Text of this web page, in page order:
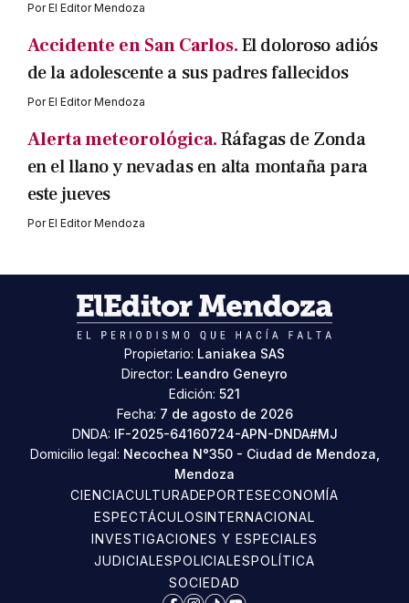
PorEl Editor Mendoza
Accidente en San Carlos.El doloroso adiós
de la adolescente a sus padres fallecidos
PorEl Editor Mendoza
Alerta meteorológica.Ráfagas de Zonda
en el llano y nevadas en alta montaña para
este jueves
PorEl Editor Mendoza
Propietario: Laniakea SAS
Director: Leandro Geneyro
Edición: 521
Fecha: 7 de agosto de 2026
DNDA: IF-2025-64160724-APN-DNDA#MJ
Domicilio legal: Necochea N°350 - Ciudad de Mendoza,
Mendoza
CIENCIACULTURADEPORTESECONOMÍA
ESPECTÁCULOSINTERNACIONAL
INVESTIGACIONES Y ESPECIALES
JUDICIALESPOLICIALESPOLÍTICA
SOCIEDAD